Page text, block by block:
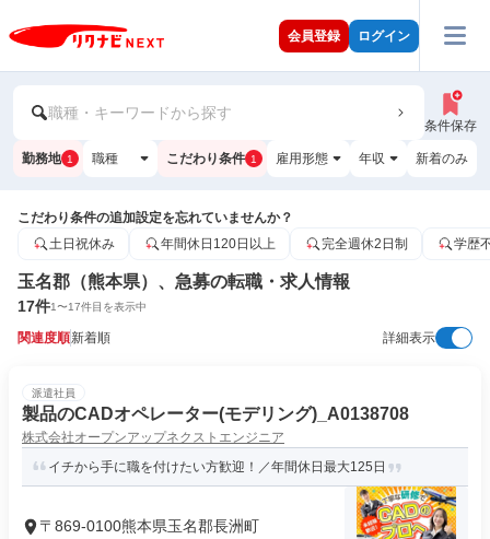
会員登録 ログイン
職種・キーワードから探す
条件保存
勤務地 1 職種 こだわり条件 1 雇用形態 年収 新着のみ
こだわり条件の追加設定を忘れていませんか？
土日祝休み
年間休日120日以上 完全週休2日制 学歴
玉名郡（熊本県）、急募の転職・求人情報
17件1〜17件目を表示中
関連度順新着順 詳細表示
派遣社員
製品のCADオペレーター(モデリング)_A0138708
株式会社オープンアップネクストエンジニア
イチから手に職を付けたい方歓迎！／年間休日最大125日
〒869-0100熊本県玉名郡長洲町